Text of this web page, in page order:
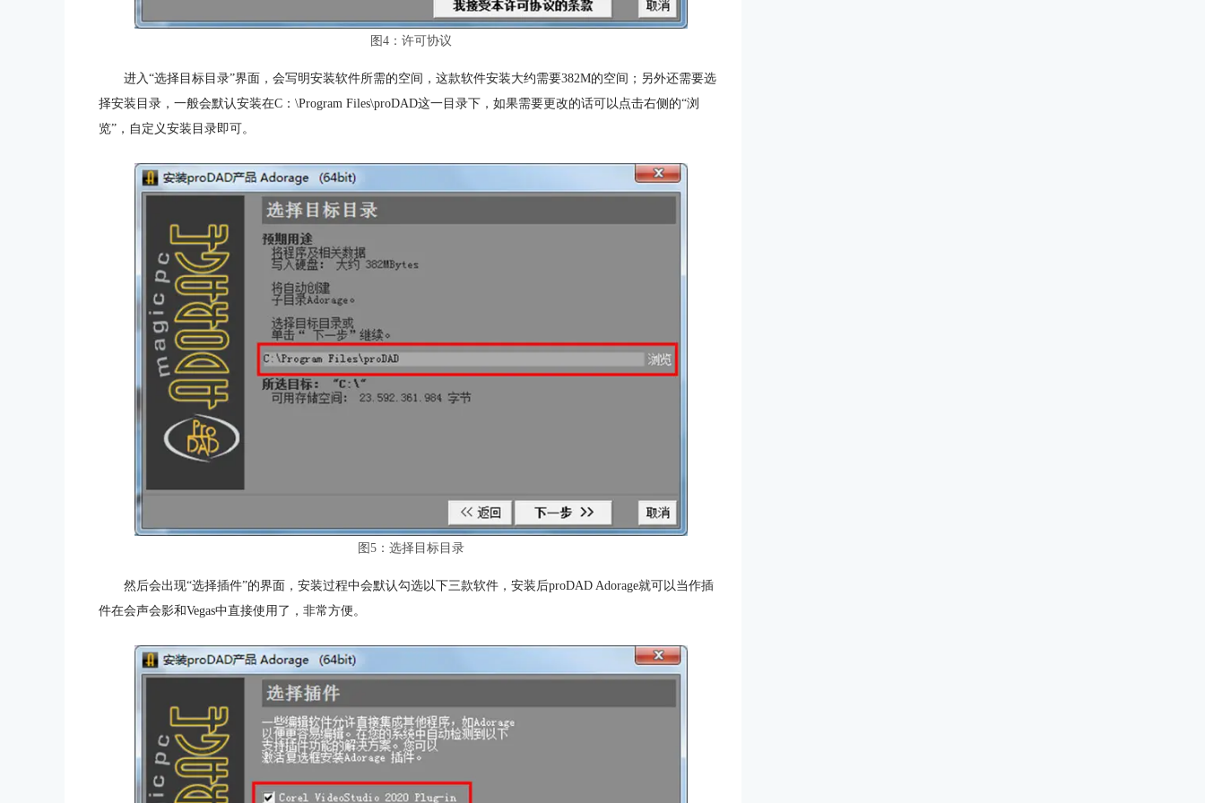
图4：许可协议
进入“选择目标目录”界面，会写明安装软件所需的空间，这款软件安装大约需要382M的空间；另外还需要选
择安装目录，一般会默认安装在C：\Program Files\proDAD这一目录下，如果需要更改的话可以点击右侧的“浏
览”，自定义安装目录即可。
图5：选择目标目录
然后会出现“选择插件”的界面，安装过程中会默认勾选以下三款软件，安装后proDAD Adorage就可以当作插
件在会声会影和Vegas中直接使用了，非常方便。